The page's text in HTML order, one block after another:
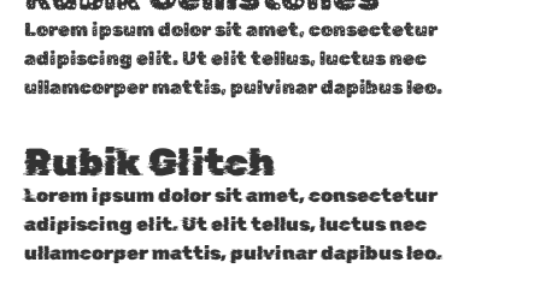
Lorem ipsum dolor sit amet, consectetur
adipiscing elit. Ut elit tellus, luctus nec
ullamcorper mattis, pulvinar dapibus leo.
Rubik Glitch
Lorem ipsum dolor sit amet, consectetur
adipiscing elit. Ut elit tellus, luctus nec
ullamcorper mattis, pulvinar dapibus leo.